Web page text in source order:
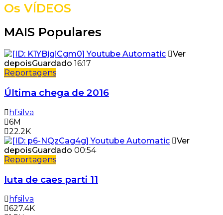
Os VÍDEOS
MAIS Populares
Ver
depoisGuardado 16:17
Reportagens
Última chega de 2016
hfsilva
6M
22.2K
Ver
depoisGuardado 00:54
Reportagens
luta de caes parti 11
hfsilva
627.4K